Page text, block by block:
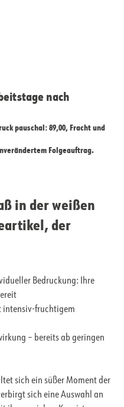
nach
pauschal: 89,00, Fracht und
Folgeauftrag.
in der weißen
der
Bedruckung: Ihre
intensiv-fruchtigem
– bereits ab geringen
sich ein süßer Moment der
sich eine Auswahl an